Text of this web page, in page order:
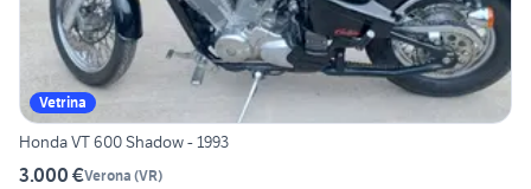
Vetrina
Honda VT 600 Shadow - 1993
3.000 €Verona (VR)